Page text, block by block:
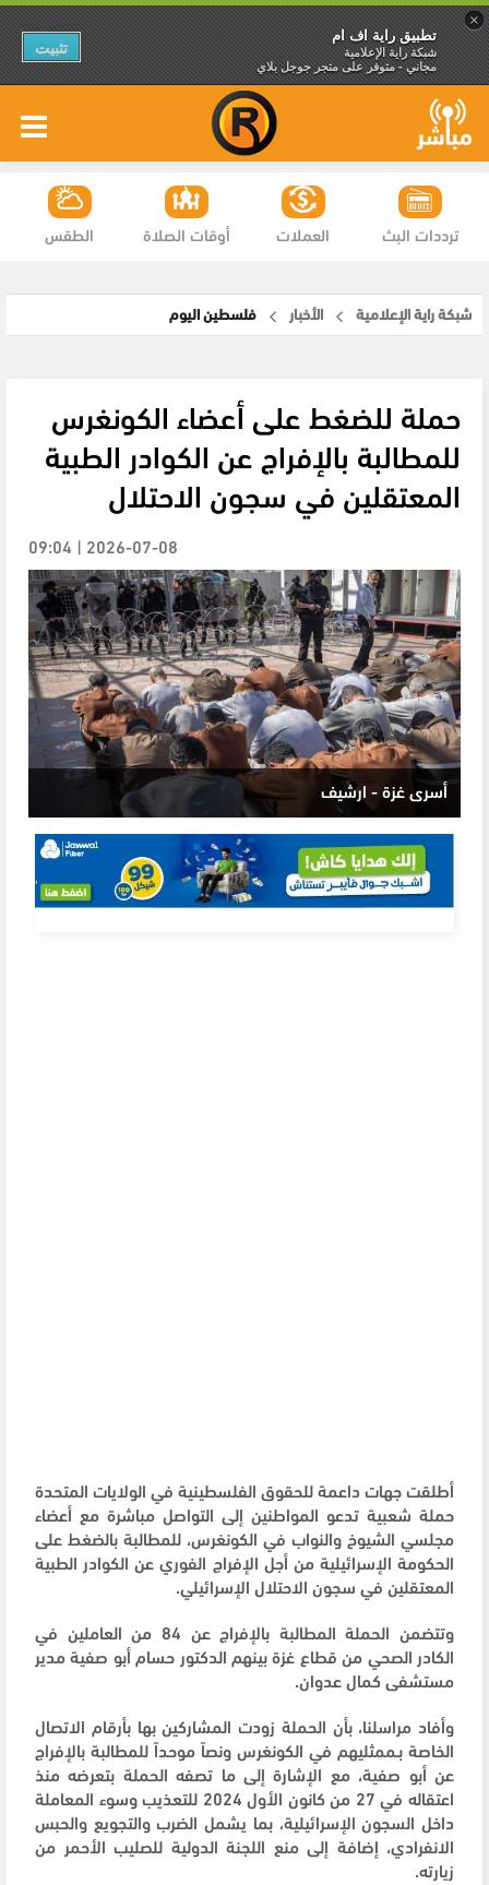
×
تطبيق راية اف ام
شبكة راية الإعلامية
مجاني - متوفر على متجر جوجل بلاي
تثبيت
الطقس أوقات الصلاة العملات ترددات البث
شبكة راية الإعلامية الأخبار فلسطين اليوم
حملة للضغط على أعضاء الكونغرس
للمطالبة بالإفراج عن الكوادر الطبية
المعتقلين في سجون الاحتلال
2026-07-08 | 09:04
أسرى غزة - ارشيف
أطلقت جهات داعمة للحقوق الفلسطينية في الولايات المتحدة
حملة شعبية تدعو المواطنين إلى التواصل مباشرة مع أعضاء
مجلسي الشيوخ والنواب في الكونغرس، للمطالبة بالضغط على
الحكومة الإسرائيلية من أجل الإفراج الفوري عن الكوادر الطبية
المعتقلين في سجون الاحتلال الإسرائيلي.
وتتضمن الحملة المطالبة بالإفراج عن 84 من العاملين في
الكادر الصحي من قطاع غزة بينهم الدكتور حسام أبو صفية مدير
مستشفى كمال عدوان.
وأفاد مراسلنا، بأن الحملة زودت المشاركين بها بأرقام الاتصال
الخاصة بـممثليهم في الكونغرس ونصاً موحداً للمطالبة بالإفراج
عن أبو صفية، مع الإشارة إلى ما تصفه الحملة بتعرضه منذ
اعتقاله في 27 من كانون الأول 2024 للتعذيب وسوء المعاملة
داخل السجون الإسرائيلية، بما يشمل الضرب والتجويع والحبس
الانفرادي، إضافة إلى منع اللجنة الدولية للصليب الأحمر من
زيارته.